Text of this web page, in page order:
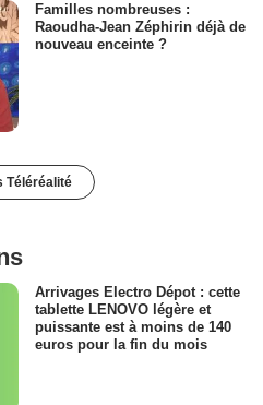
Familles nombreuses :
Raoudha-Jean Zéphirin déjà de
nouveau enceinte ?
Téléréalité
Arrivages Electro Dépot : cette
tablette LENOVO légère et
puissante est à moins de 140
euros pour la fin du mois